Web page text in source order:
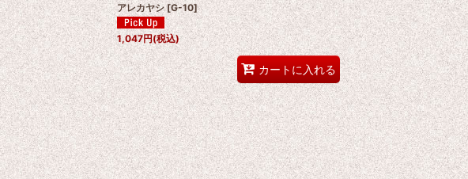
アレカヤシ [G-10]
1,047円(税込)
カートに入れる